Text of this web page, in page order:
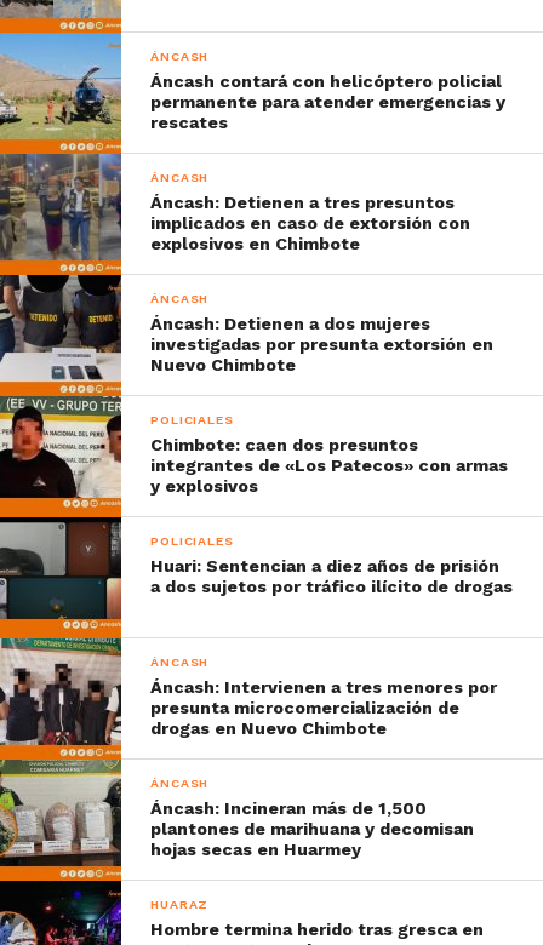
ÁNCASH
Áncash contará con helicóptero policial
permanente para atender emergencias y
rescates
ÁNCASH
Áncash: Detienen a tres presuntos
implicados en caso de extorsión con
explosivos en Chimbote
ÁNCASH
Áncash: Detienen a dos mujeres
investigadas por presunta extorsión en
Nuevo Chimbote
POLICIALES
Chimbote: caen dos presuntos
integrantes de «Los Patecos» con armas
y explosivos
POLICIALES
Huari: Sentencian a diez años de prisión
a dos sujetos por tráfico ilícito de drogas
ÁNCASH
Áncash: Intervienen a tres menores por
presunta microcomercialización de
drogas en Nuevo Chimbote
ÁNCASH
Áncash: Incineran más de 1,500
plantones de marihuana y decomisan
hojas secas en Huarmey
HUARAZ
Hombre termina herido tras gresca en